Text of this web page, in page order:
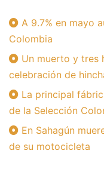
A 9.7% en mayo
Colombia
Un muerto y tres
celebración de
La principal
de la Selección
En Sahagún
de su motocicleta